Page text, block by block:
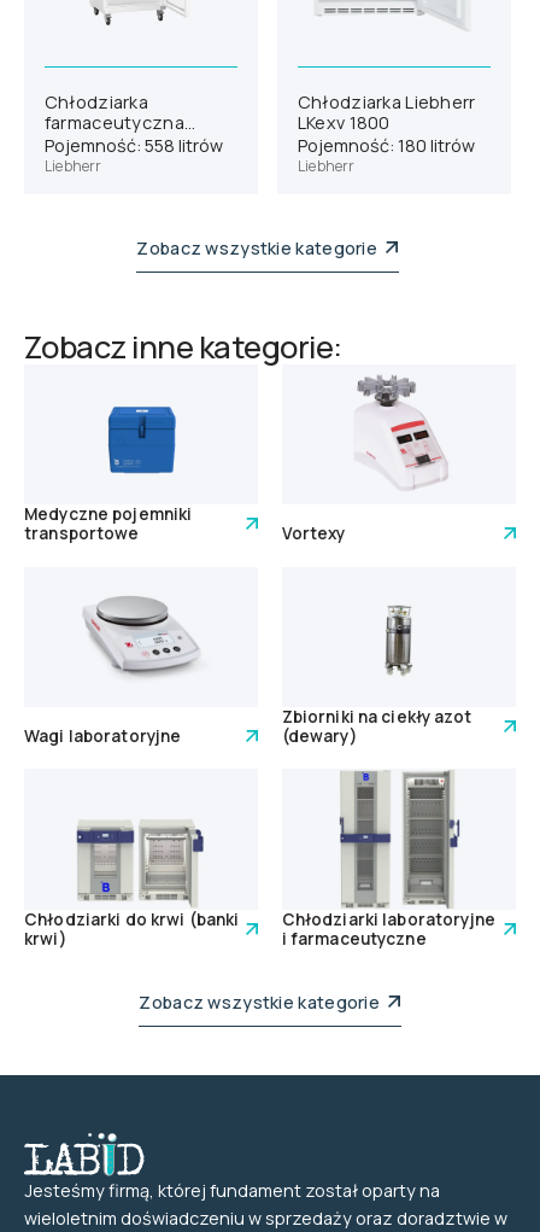
Chłodziarka
farmaceutyczna
Liebherr HMFvh 5511
wersja H63
Pojemność: 558 litrów
Liebherr
Chłodziarka Liebherr
LKexv 1800
Pojemność: 180 litrów
Liebherr
Zobacz wszystkie kategorie
Zobacz inne kategorie:
Medyczne pojemniki
transportowe
Vortexy
Wagi laboratoryjne
Zbiorniki na ciekły azot
(dewary)
Chłodziarki do krwi (banki
krwi)
Chłodziarki laboratoryjne
i farmaceutyczne
Zobacz wszystkie kategorie
Jesteśmy firmą, której fundament został oparty na
wieloletnim doświadczeniu w sprzedaży oraz doradztwie w